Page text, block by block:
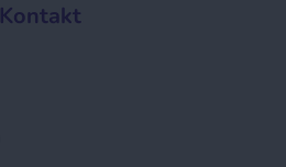
Kontakt